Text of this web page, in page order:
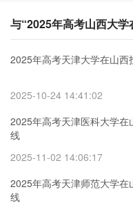
与“2025年高考山西大
2025年高考天津大学在山西
2025-10-24 14:41:02
2025年高考天津医科大学在
线
2025-11-02 14:06:17
2025年高考天津师范大学在
线